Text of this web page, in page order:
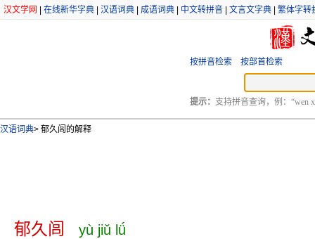
汉文学网 在线新华字典 汉语词典 成语词典 中文转拼音 文言文字典 繁体字转
按拼音检索 按部首检索
提示： 支持拼音查询，例：“wen
汉语词典> 郁久闾的解释
郁久闾 yù jiǔ lǘ